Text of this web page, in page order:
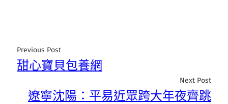
Previous Post
甜心寶貝包養網
Next Post
遼寧沈陽：平易近眾跨大年夜齊跳